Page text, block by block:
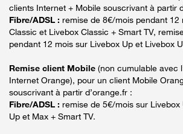
clients Internet + Mobile souscrivant à partir
Fibre/ADSL : remise de 8€/mois pendant 12
Classic et Livebox Classic + Smart TV,
pendant 12 mois sur Livebox Up et Livebox
Remise client Mobile (non cumulable avec
Internet Orange), pour un client Mobile
souscrivant à partir d’orange.fr :
Fibre/ADSL : remise de 5€/mois sur Livebox
Up et Max + Smart TV.